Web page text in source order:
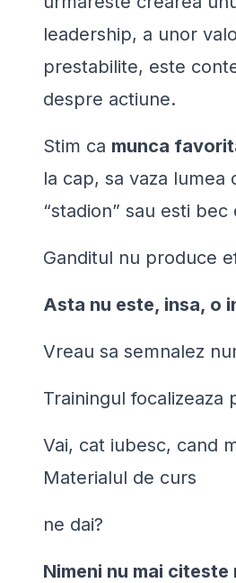
leadership, a unor
prestabilite, este
despre actiune.
Stim ca munca
la cap, sa vaza
“stadion” sau esti
Ganditul nu produce
Asta nu este, insa, o
Vreau sa semnalez
Trainingul
Vai, cat iubesc, cand
Materialul de curs
ne dai?
Nimeni nu mai